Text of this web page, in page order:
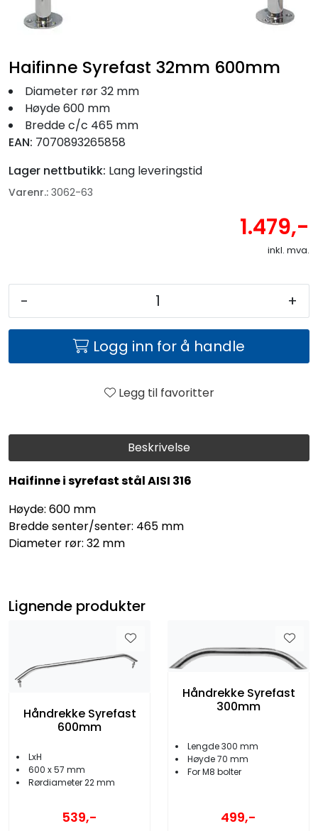
Beskrivelse
Haifinne i syrefast stål AISI 316
Høyde: 600 mm
Bredde senter/senter: 465 mm
Diameter rør: 32 mm
Haifinne Syrefast 32mm 600mm
Diameter rør 32 mm
Høyde 600 mm
Bredde c/c 465 mm
EAN: 7070893265858
Lager nettbutikk: Lang leveringstid
Varenr.: 3062-63
1.479,-
inkl. mva.
- +
Logg inn for å handle
Legg til favoritter
Lignende produkter
Håndrekke Syrefast
600mm
LxH
600 x 57 mm
Rørdiameter 22 mm
539,-
Håndrekke Syrefast
300mm
Lengde 300 mm
Høyde 70 mm
For M8 bolter
499,-
Seil